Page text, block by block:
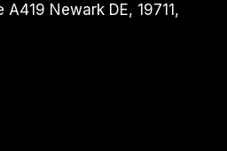
A419 Newark DE, 19711,